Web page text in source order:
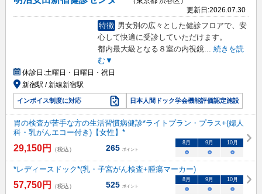
更新日:2026.07.30
特徴 男女別の広々とした健診フロアで、安
心して快適に受診していただけます。
都内最大級となる８室の内視鏡... 続きを読
む▼
休診日:土曜日・日曜日・祝日
新宿駅 / 新線新宿駅
インボイス制度に対応 日本人間ドック学会機能評価認定施設
胃の検査が苦手な方の生活習慣病健診*ライトプラン・プラス+(婦人
科・乳がんエコー付き)【女性】*
29,150円 （税込） 265 ポイント
8月 9月 10月
○ ○ ○
*レディースドック*(乳・子宮がん検査+腫瘍マーカー)
57,750円 （税込） 525 ポイント
8月 9月 10月
○ ○ ○